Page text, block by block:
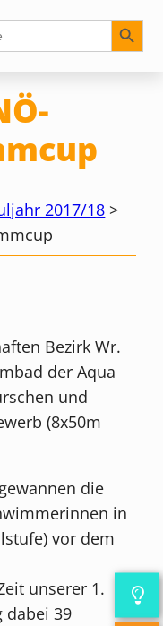
Search Button
2017/18 >
Bezirk Wr.
der Aqua
und
(8x50m
die
in
vor dem
unserer 1.
dabei 39